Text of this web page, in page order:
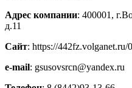
Адрес компании: 400001,
д.11
Сайт: https://442fz.volganet.ru/
e-mail: gsusovsrcn@yandex.ru